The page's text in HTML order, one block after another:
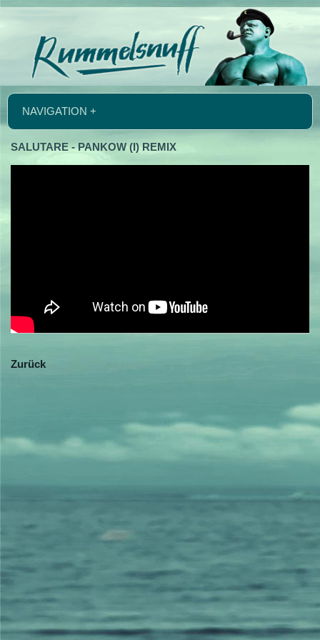
NAVIGATION +
SALUTARE - PANKOW (I) REMIX
Zurück